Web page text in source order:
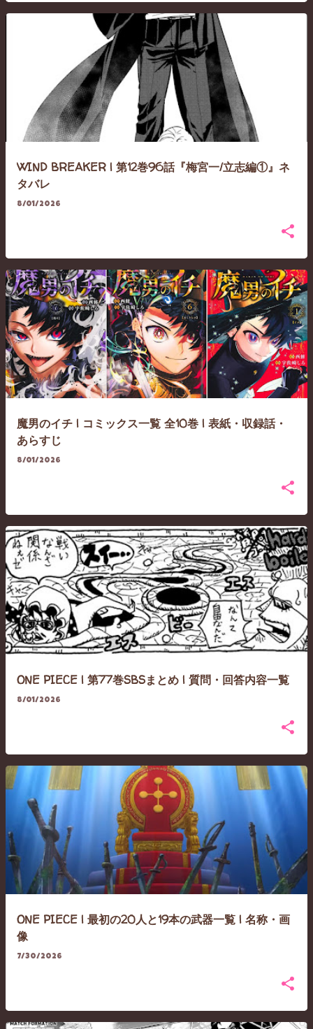
WIND BREAKER | 第12巻96話『梅宮一/立志編①』ネ
タバレ
8/01/2026
魔男のイチ | コミックス一覧 全10巻 | 表紙・収録話・
あらすじ
8/01/2026
ONE PIECE | 第77巻SBSまとめ | 質問・回答内容一覧
8/01/2026
ONE PIECE | 最初の20人と19本の武器一覧 | 名称・画
像
7/30/2026